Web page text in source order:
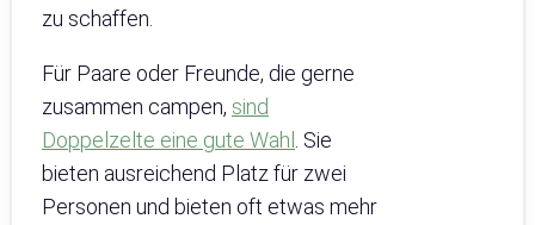
zu schaffen.
Für Paare oder Freunde, die gerne
zusammen campen, sind
Doppelzelte eine gute Wahl
. Sie
bieten ausreichend Platz für zwei
Personen und bieten oft etwas mehr